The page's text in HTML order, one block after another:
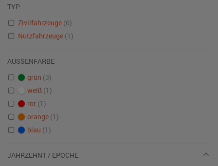
TYP
Zivilfahrzeuge (6)
Nutzfahrzeuge (1)
AUSSENFARBE
grün (3)
weiß (1)
rot (1)
orange (1)
blau (1)
JAHRZEHNT / EPOCHE